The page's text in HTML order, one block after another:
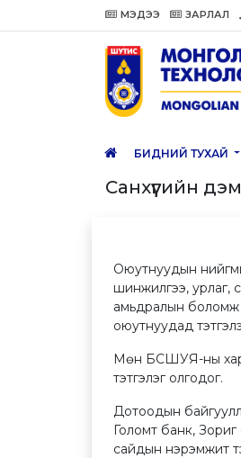
МЭДЭЭ ЗАРЛАЛ
БИДНИЙ ТУХАЙ
Санхүүгийн
Оюутнуудын
шинжилгээ, урлаг,
амьдралын боломж
оюутнуудад
Мөн БСШУЯ-ны
тэтгэлэг олгодог.
Дотоодын
Голомт банк,
сайдын нэрэмжит